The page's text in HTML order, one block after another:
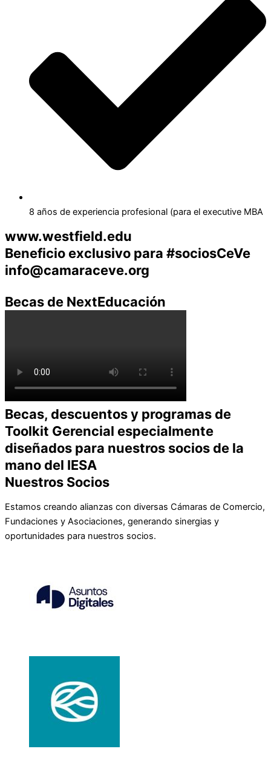
8 años de experiencia profesional (para el executive MBA
www.westfield.edu
Beneficio exclusivo para #sociosCeVe
info@camaraceve.org
Becas de NextEducación
Becas, descuentos y programas de
Toolkit Gerencial especialmente
diseñados para nuestros socios de la
mano del IESA
Nuestros Socios
Estamos creando alianzas con diversas Cámaras de Comercio,
Fundaciones y Asociaciones, generando sinergias y
oportunidades para nuestros socios.